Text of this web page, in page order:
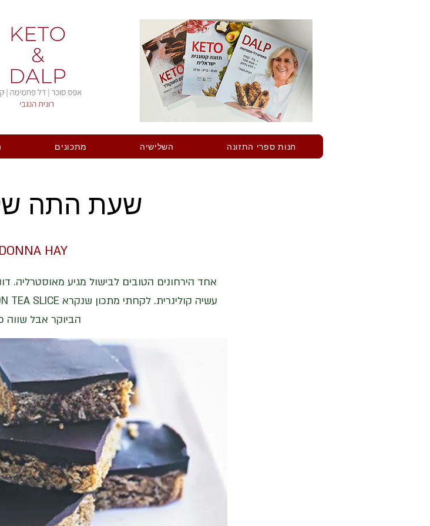
חנות ספרי התזונה השלישיה מתכונים
שעת התה של
DONNA HAY
אחד הירחונים הטובים לבישול מגיע מאוסטרליה.
הביוקר אבל שווה